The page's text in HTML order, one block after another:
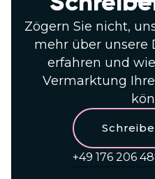
Zögern Sie nicht,
mehr über unsere
erfahren und
Vermarktung
+49 176 206